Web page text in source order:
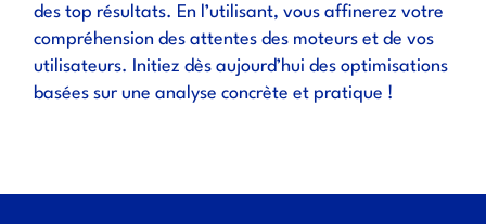
des top résultats. En l’utilisant, vous affinerez votre
compréhension des attentes des moteurs et de vos
utilisateurs. Initiez dès aujourd’hui des optimisations
basées sur une analyse concrète et pratique !